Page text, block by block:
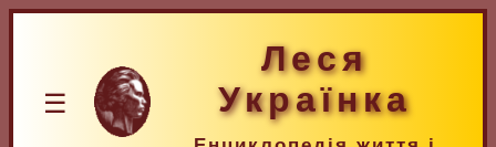
☰
Леся
Українка